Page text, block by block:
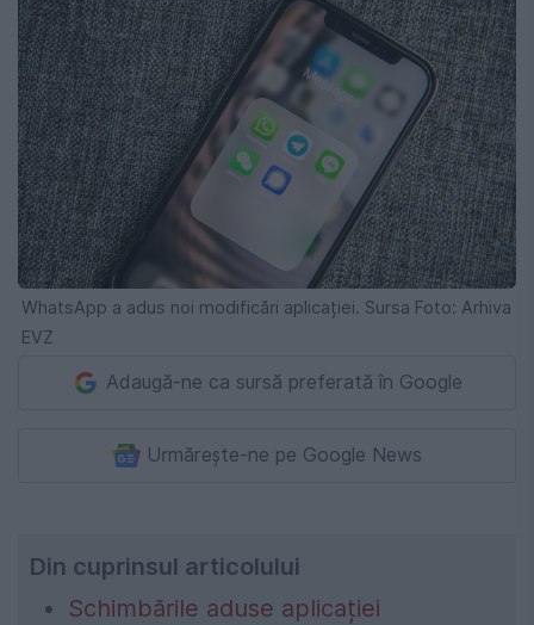
WhatsApp a adus noi modificări aplicației. Sursa Foto: Arhiva
EVZ
Adaugă-ne ca sursă preferată în Google
Urmărește-ne pe Google News
Din cuprinsul articolului
Schimbările aduse aplicației